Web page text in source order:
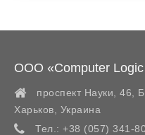
ООО «Computer Logic
проспект Науки, 46,
Харьков
Украина
Тел.: +38 (057) 341-